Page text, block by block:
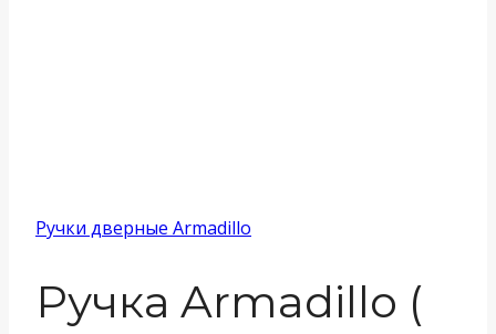
Ручки дверные Armadillo
Ручка Armadillo (